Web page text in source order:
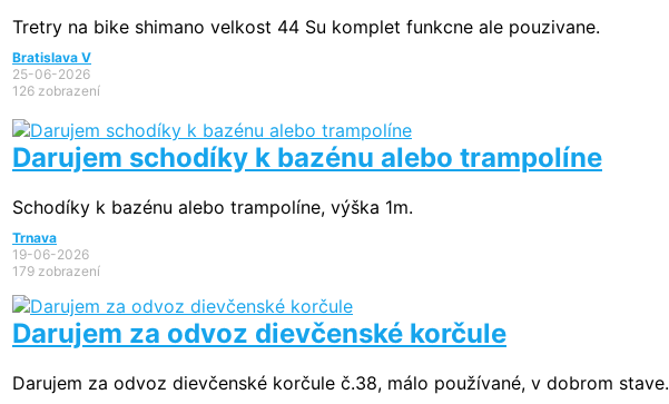
Tretry na bike shimano velkost 44 Su komplet funkcne ale pouzivane.
Bratislava V
25-06-2026
126 zobrazení
Darujem schodíky k bazénu alebo trampolíne
Schodíky k bazénu alebo trampolíne, výška 1m.
Trnava
19-06-2026
179 zobrazení
Darujem za odvoz dievčenské korčule
Darujem za odvoz dievčenské korčule č.38, málo používané, v dobrom stave.